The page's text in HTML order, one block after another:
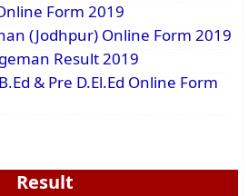
Form 2019
(Jodhpur) Online Form 2019
Result 2019
& Pre D.El.Ed Online Form
Result